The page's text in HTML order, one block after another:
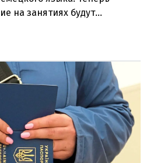
на занятиях будут
причины про